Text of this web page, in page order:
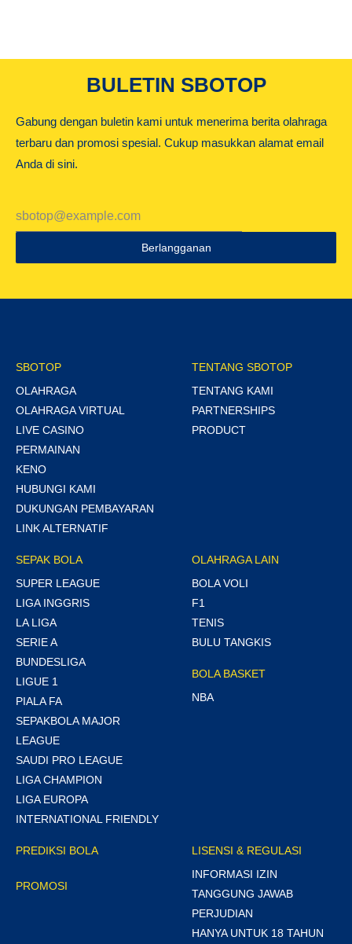
BULETIN SBOTOP
Gabung dengan buletin kami untuk menerima berita olahraga
terbaru dan promosi spesial. Cukup masukkan alamat email
Anda di sini.
Berlangganan
SBOTOP
OLAHRAGA
OLAHRAGA VIRTUAL
LIVE CASINO
PERMAINAN
KENO
HUBUNGI KAMI
DUKUNGAN PEMBAYARAN
LINK ALTERNATIF
TENTANG SBOTOP
TENTANG KAMI
PARTNERSHIPS
PRODUCT
SEPAK BOLA
SUPER LEAGUE
LIGA INGGRIS
LA LIGA
SERIE A
BUNDESLIGA
LIGUE 1
PIALA FA
SEPAKBOLA MAJOR
LEAGUE
SAUDI PRO LEAGUE
LIGA CHAMPION
LIGA EUROPA
INTERNATIONAL FRIENDLY
OLAHRAGA LAIN
BOLA VOLI
F1
TENIS
BULU TANGKIS
BOLA BASKET
NBA
PREDIKSI BOLA
PROMOSI
LISENSI & REGULASI
INFORMASI IZIN
TANGGUNG JAWAB
PERJUDIAN
HANYA UNTUK 18 TAHUN